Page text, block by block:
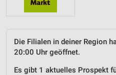
Die Filialen in deiner Region
20:00 Uhr geöffnet.
Es gibt 1 aktuelles Prospekt